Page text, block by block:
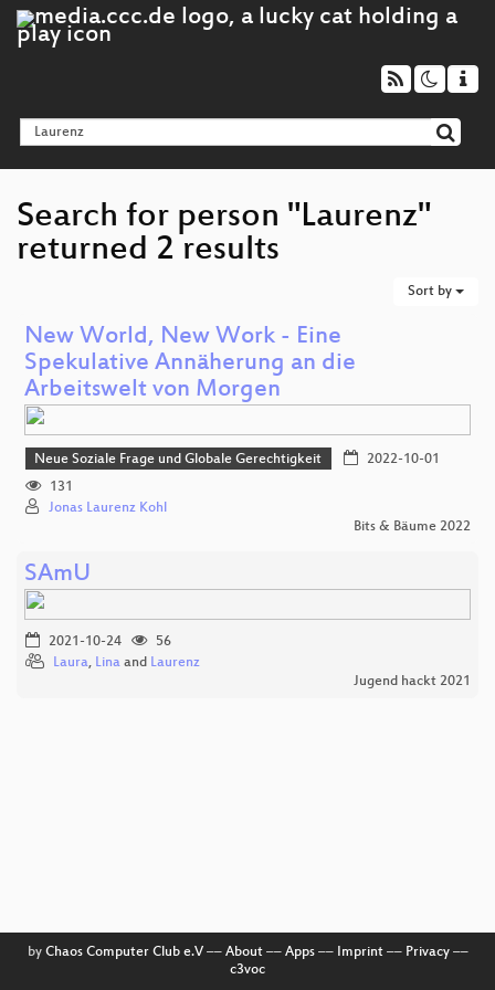
Search for person "Laurenz"
returned 2 results
Sort by
New World, New Work - Eine
Spekulative Annäherung an die
Arbeitswelt von Morgen
Neue Soziale Frage und Globale Gerechtigkeit
2022-10-01
131
Jonas Laurenz Kohl
Bits & Bäume 2022
SAmU
2021-10-24
56
Laura, Lina and Laurenz
Jugend hackt 2021
by Chaos Computer Club e.V–– About–– Apps–– Imprint–– Privacy––
c3voc